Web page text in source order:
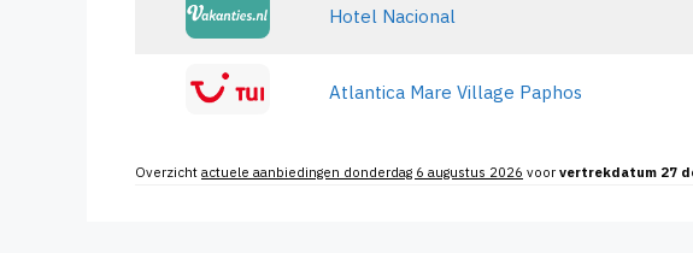
Hotel Nacional
Atlantica Mare Village Paphos
Overzicht actuele aanbiedingen donderdag 6 augustus 2026 voor vertrekdatum 27